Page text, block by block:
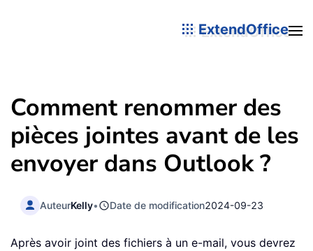
ExtendOffice
Comment renommer des
pièces jointes avant de les
envoyer dans Outlook ?
AuteurKelly• Date de modification2024-09-23
Après avoir joint des fichiers à un e-mail, vous devrez